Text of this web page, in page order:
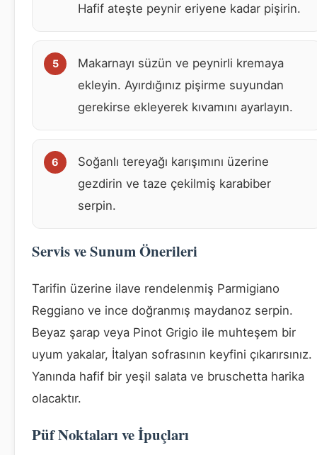
Hafif ateşte peynir eriyene kadar pişirin.
Makarnayı süzün ve peynirli kremaya
ekleyin. Ayırdığınız pişirme suyundan
gerekirse ekleyerek kıvamını ayarlayın.
Soğanlı tereyağı karışımını üzerine
gezdirin ve taze çekilmiş karabiber
serpin.
Servis ve Sunum Önerileri
Tarifin üzerine ilave rendelenmiş Parmigiano
Reggiano ve ince doğranmış maydanoz serpin.
Beyaz şarap veya Pinot Grigio ile muhteşem bir
uyum yakalar, İtalyan sofrasının keyfini çıkarırsınız.
Yanında hafif bir yeşil salata ve bruschetta harika
olacaktır.
Püf Noktaları ve İpuçları